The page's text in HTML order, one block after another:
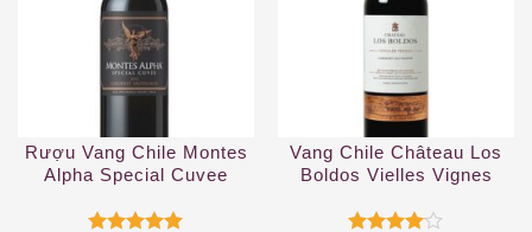
Rượu Vang Chile Montes
Alpha Special Cuvee
Vang Chile Château Los
Boldos Vielles Vignes